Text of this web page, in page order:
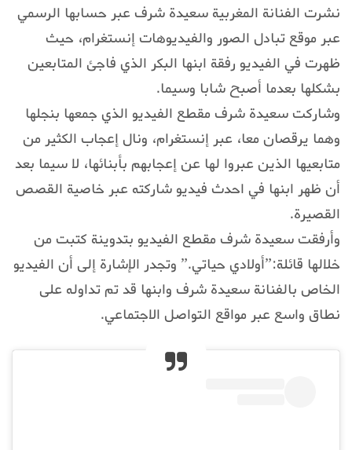
نشرت الفنانة المغربية سعيدة شرف عبر حسابها الرسمي
عبر موقع تبادل الصور والفيديوهات إنستغرام، حيث
ظهرت في الفيديو رفقة ابنها البكر الذي فاجئ المتابعين
بشكلها بعدما أصبح شابا وسيما.
وشاركت سعيدة شرف مقطع الفيديو الذي جمعها بنجلها
وهما يرقصان معا، عبر إنستغرام، ونال إعجاب الكثير من
متابعيها الذين عبروا لها عن إعجابهم بأبنائها، لا سيما بعد
أن ظهر ابنها في احدث فيديو شاركته عبر خاصية القصص
القصيرة.
وأرفقت سعيدة شرف مقطع الفيديو بتدوينة كتبت من
خلالها قائلة:”أولادي حياتي.” وتجدر الإشارة إلى أن الفيديو
الخاص بالفنانة سعيدة شرف وابنها قد تم تداوله على
نطاق واسع عبر مواقع التواصل الاجتماعي.